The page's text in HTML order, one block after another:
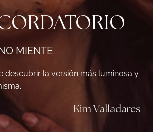
MIENTE
descubrir la versión más luminosa y
Kim Valladares